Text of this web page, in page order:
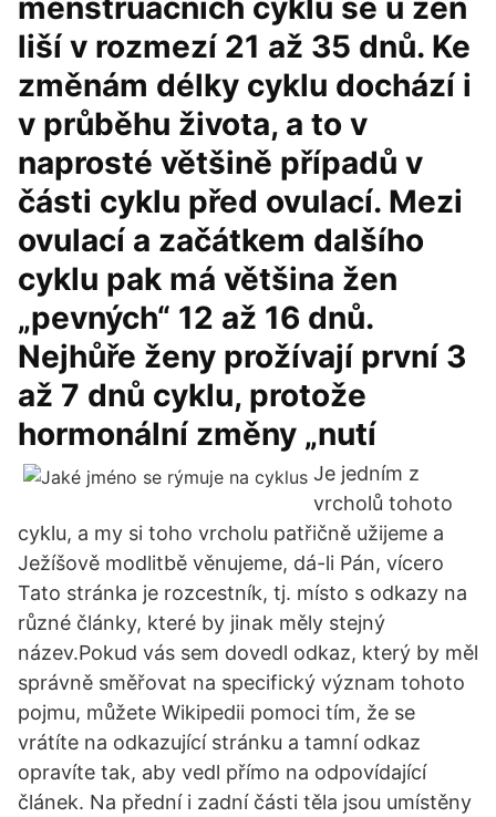
menstruačních cyklů se u žen
liší v rozmezí 21 až 35 dnů. Ke
změnám délky cyklu dochází i
v průběhu života, a to v
naprosté většině případů v
části cyklu před ovulací. Mezi
ovulací a začátkem dalšího
cyklu pak má většina žen
„pevných“ 12 až 16 dnů.
Nejhůře ženy prožívají první 3
až 7 dnů cyklu, protože
hormonální změny „nutí
Je jedním z
vrcholů tohoto
cyklu, a my si toho vrcholu patřičně užijeme a
Ježíšově modlitbě věnujeme, dá-li Pán, vícero
Tato stránka je rozcestník, tj. místo s odkazy na
různé články, které by jinak měly stejný
název.Pokud vás sem dovedl odkaz, který by měl
správně směřovat na specifický význam tohoto
pojmu, můžete Wikipedii pomoci tím, že se
vrátíte na odkazující stránku a tamní odkaz
opravíte tak, aby vedl přímo na odpovídající
článek. Na přední i zadní části těla jsou umístěny